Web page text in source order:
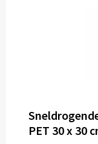
PET 30 x 30